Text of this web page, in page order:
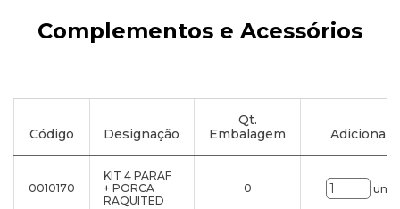
Complementos e Acessórios
Código Designação
Qt.
Embalagem
Adicionar
0010170
KIT 4 PARAF
+ PORCA
RAQUITED
0 uni.